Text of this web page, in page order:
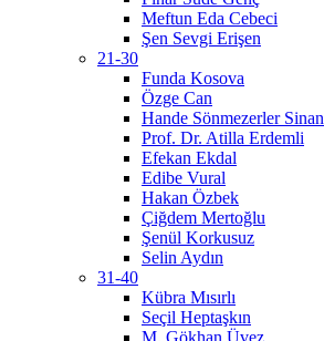
Meftun Eda Cebeci
Şen Sevgi Erişen
21-30
Funda Kosova
Özge Can
Hande Sönmezerler Sinan
Prof. Dr. Atilla Erdemli
Efekan Ekdal
Edibe Vural
Hakan Özbek
Çiğdem Mertoğlu
Şenül Korkusuz
Selin Aydın
31-40
Kübra Mısırlı
Seçil Heptaşkın
M. Gökhan Üvez